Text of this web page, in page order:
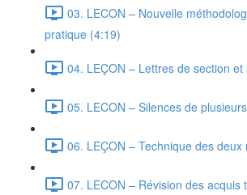
03. LECON – Nouvelle
pratique (4:19)
04. LEÇON – Lettres de section
05. LECON – Silences de
06. LEÇON – Technique des deux
07. LECON – Révision des acquis